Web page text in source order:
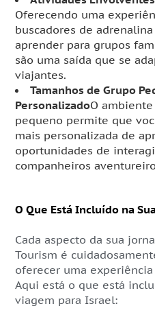
Oferecendo uma
buscadores de
aprender para grupos
são uma saída que se
viajantes.
Tamanhos de Grupo
PersonalizadoO
pequeno permite que
mais personalizada de
oportunidades de
companheiros
O Que Está Incluído na
Cada aspecto da sua
Tourism é
oferecer uma
Aqui está o que está
viagem para Israel: